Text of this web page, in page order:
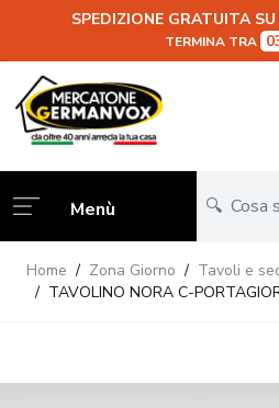
SPEDIZIONE GRATUITA
TERMINA TRA
Salta al contenuto
Menù
Home / Zona Giorno / Tavoli e
/ TAVOLINO NORA C-